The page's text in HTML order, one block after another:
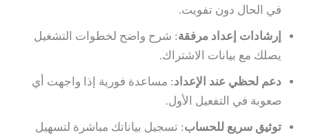
في الحال دون تفويت.
إرشادات إعداد مرفقة: شرح واضح لخطوات التشغيل
يصلك مع بيانات الاشتراك.
دعم لحظي عند الإعداد : مساعدة فورية إذا واجهت أي
صعوبة في التفعيل الأول.
توثيق سريع للحساب: تسجيل بياناتك مباشرة لتسهيل